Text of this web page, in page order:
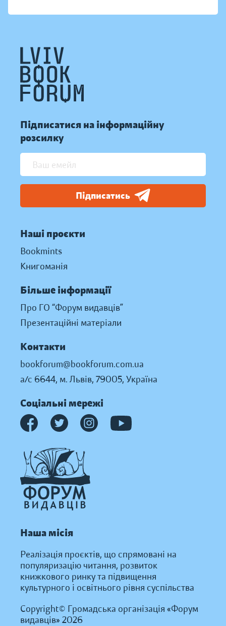
Підписатися на інформаційну
розсилку
Підписатись
Наші проєкти
Bookmints
Книгоманія
Більше інформації
Про ГО “Форум видавців”
Презентаційні матеріали
Контакти
bookforum@bookforum.com.ua
а/с 6644, м. Львів, 79005, Україна
Соціальні мережі
Наша місія
Реалізація проєктів, що спрямовані на
популяризацію читання, розвиток
книжкового ринку та підвищення
культурного і освітнього рівня суспільства
Copyright© Громадська організація «Форум
видавців» 2026